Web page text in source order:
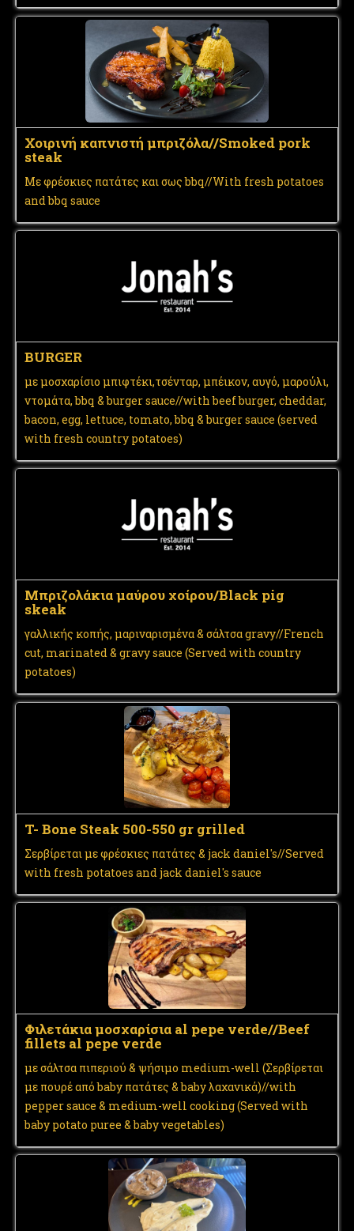
Χοιρινή καπνιστή μπριζόλα//Smoked pork
steak
Με φρέσκιες πατάτες και σως bbq//With fresh potatoes
and bbq sauce
BURGER
με μοσχαρίσιο μπιφτέκι,τσένταρ, μπέικον, αυγό, μαρούλι,
ντομάτα, bbq & burger sauce//with beef burger, cheddar,
bacon, egg, lettuce, tomato, bbq & burger sauce (served
with fresh country potatoes)
Μπριζολάκια μαύρου χοίρου/Black pig
skeak
γαλλικής κοπής, μαριναρισμένα & σάλτσα gravy//French
cut, marinated & gravy sauce (Served with country
potatoes)
T- Bone Steak 500-550 gr grilled
Σερβίρεται με φρέσκιες πατάτες & jack daniel's//Served
with fresh potatoes and jack daniel's sauce
Φιλετάκια μοσχαρίσια al pepe verde//Beef
fillets al pepe verde
με σάλτσα πιπεριού & ψήσιμο medium-well (Σερβίρεται
με πουρέ από baby πατάτες & baby λαχανικά)//with
pepper sauce & medium-well cooking (Served with
baby potato puree & baby vegetables)